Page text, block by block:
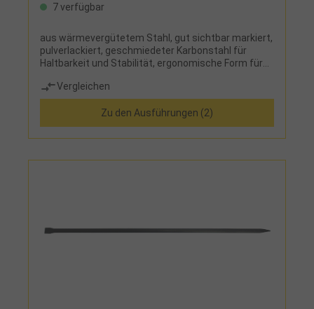
7 verfügbar
aus wärmevergütetem Stahl, gut sichtbar markiert,
pulverlackiert, geschmiedeter Karbonstahl für
Haltbarkeit und Stabilität, ergonomische Form für
Klauenkopf, "Tri-Lobe"-Form für optimalen Halt
Vergleichen
Zu den Ausführungen (2)